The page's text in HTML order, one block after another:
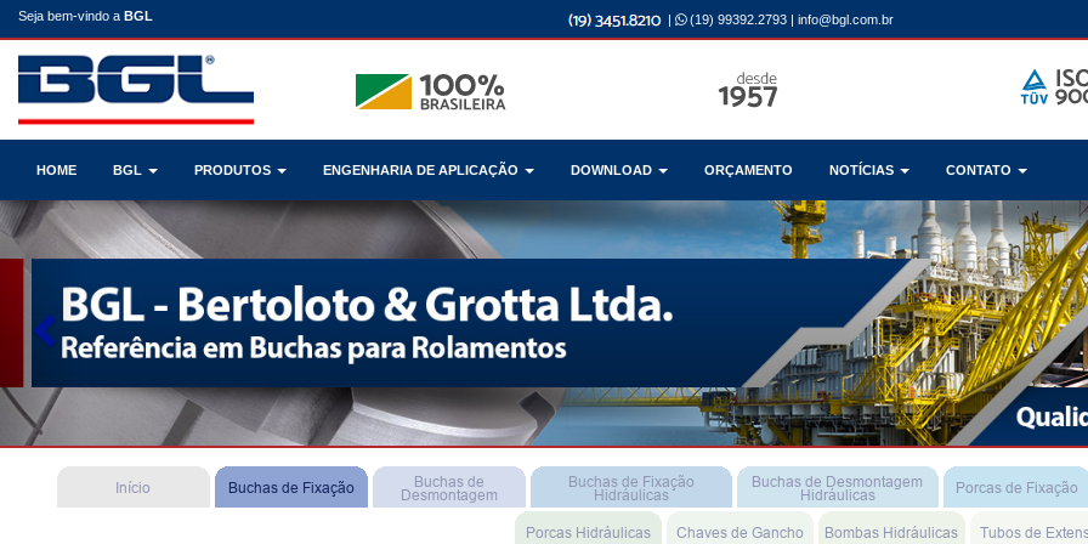
Seja bem-vindo a BGL | (19) 99392.2793 | info@bgl.com.br
HOME BGL PRODUTOS ENGENHARIA DE APLICAÇÃO DOWNLOAD ORÇAMENTO NOTÍCIAS CONTATO
Previous